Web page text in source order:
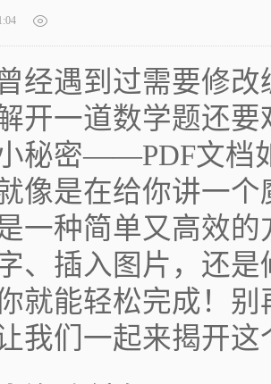
经遇到过需要修
开一道数学题还
秘密——PDF文档
像是在给你讲一
一种简单又高效
、插入图片，还
就能轻松完成！
我们一起来揭开